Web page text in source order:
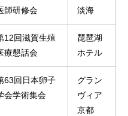
師研修会
淡海
12回滋賀生殖
療懇話会
琵琶湖
ホテル
63回日本卵子
会学術集会
グラン
ヴィア
京都